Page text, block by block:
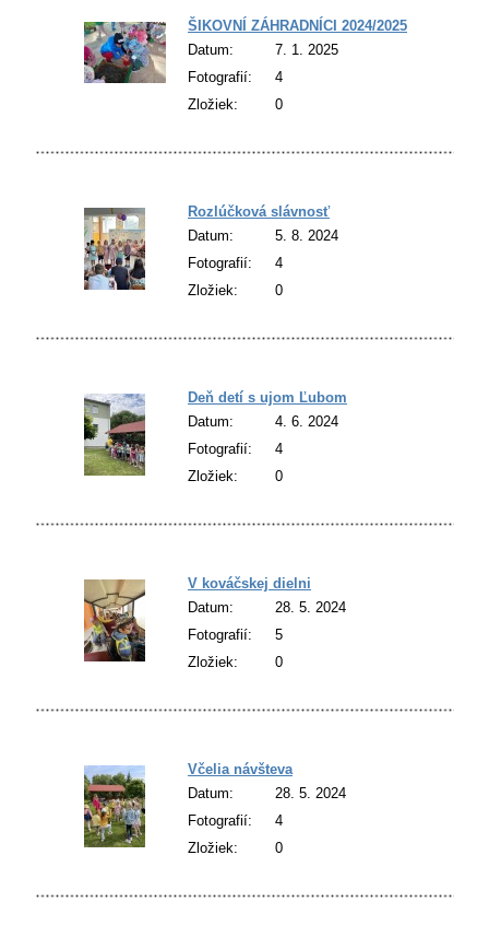
ŠIKOVNÍ ZÁHRADNÍCI 2024/2025
Datum:
7. 1. 2025
Fotografií:
4
Zložiek:
0
Rozlúčková slávnosť
Datum:
5. 8. 2024
Fotografií:
4
Zložiek:
0
Deň detí s ujom Ľubom
Datum:
4. 6. 2024
Fotografií:
4
Zložiek:
0
V kováčskej dielni
Datum:
28. 5. 2024
Fotografií:
5
Zložiek:
0
Včelia návšteva
Datum:
28. 5. 2024
Fotografií:
4
Zložiek:
0